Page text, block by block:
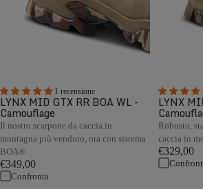
1 recensione
LYNX MID GTX RR BOA WL -
Camouflage
Il nostro scarpone da caccia in
montagna più venduto, ora con sistema
BOA®
€349,00
Confronta
LYNX
Robusto,
caccia in
€329,00